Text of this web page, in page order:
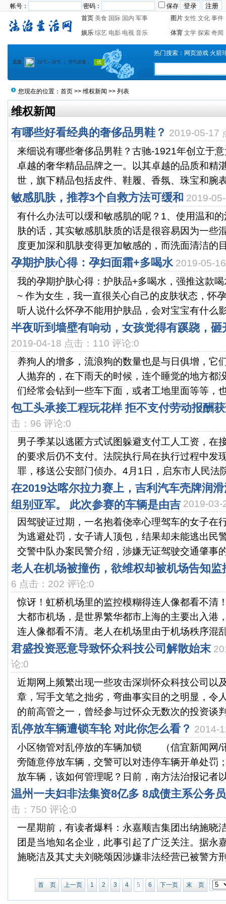
帐号： 密码：
保存
首页 美食 国际 国内 军事 图片 女性 文化 事件
娱乐 综艺 电影 电视 音乐 体育 文学 探索 奇闻
热门搜索： 网页游戏 火箭
您现在的位置： 首页 >> 维权新闻 >> 列表
维权新闻
有哪些好看经典的奢侈品男鞋？ 2019-05-17
来细说有哪些奢侈品男鞋？古驰-1921年创立于
卓越的奢华精品品牌之一。以其卓越的品质和精
世，旗下精品包括皮件、鞋履、香氛、珠宝和腕
敏感肌肤，推荐3个自救方法可缓和 2019-
有什么办法可以缓和敏感肌的呢？1、使用温和
肤的话，其实敏感肌肤质的话是很容易因为一些
度更加深和肌肤变得更加敏感的，而洗面清洁的
孕期护肤心得：孕妇面霜+多喝水 2019-05-
我的孕期护肤心得：护肤品+多喝水，强推这款
~ 作为女生，我一直很关心自己的皮肤状态，怀
听人说什么怀孕不能用护肤品，会对宝宝有什么
半夜听到墙壁有响动，女孩觉得有蹊跷，
2019-04-18 点击：110 评论:0
养狗人的增多，流浪狗的数量也是与日俱增，它
人抛弃的，在下雨天的时候，连个睡觉的地方都
们经常会钻到一些车下面，或者工地里面等等，
包工头承接工程玩花样 拒不支付劳动报酬
击：96 评论:0
男子季某以逃匿方式试图躲避支付工人工资，在
的要求后仍不支付。法院执行局在执行过程中发
罪，移送公安部门侦办。4月1日，启东市人民法
在2019达喀尔拉力赛上，吉利汽车壳牌润
组别亚军。 此次参赛的车辆是由吉 2019-03-
因驾驶证过期，一名抱着侥幸心理驾车的女子在
为逃避处罚，女子请人顶包，结果却未能逃出民
交警中队办案民警介绍，涉嫌无证驾驶交通肇事
老人在机场被撞伤，欲维权却被机场告知监
6 点击：202 评论:0
惊讶！虹桥机场里的监控模糊得连人像都看不清
大都市机场，是世界繁华都市上海的主要出入港
连人像都看不清。老人在机场里由于机场秩序混
君盛投资恶意导致怀众科技公司解散始末
论:0
近期网上频繁出现一些攻击深圳怀众科技公司以
章，写手文笔之拙劣，弯曲事实目的之明显，令
的前高管之一，曾经参与过怀众无数次的投资谈
乱停放车辆遭锁车轮 对此你怎么看？ 2014-
小区物管对乱停放的车辆加锁 （信宜新闻网/
旁随意停放车辆，交警可以对违停车辆开单处罚
放车辆，该如何管理呢？日前，南方法治报记者
温州一夫妇非法集资8亿多 8成债主系公务
击：750 评论:0
一星期前，有读者爆料：永嘉顺吉集团出纳施晓
团是当地知名企业，此事引起了广泛关注。据永
施晓洁及其丈夫刘晓颂因涉嫌非法经营已被警方
首 页 上一页 1 2 3 4 5 6 下一页 末 页